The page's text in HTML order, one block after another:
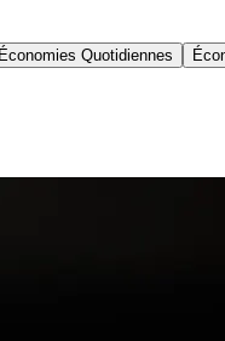
Économies Quotidiennes